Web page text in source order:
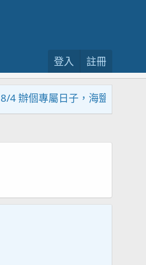
登入 註冊
8/4 辦個專屬日子，海鹽回饋活